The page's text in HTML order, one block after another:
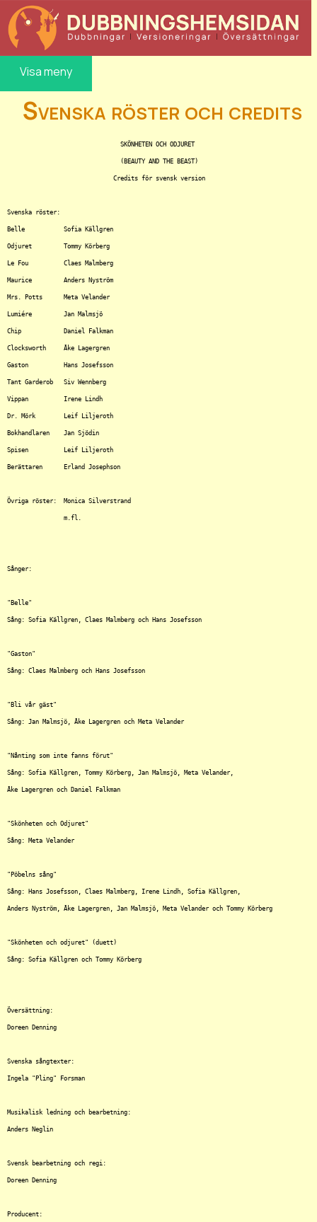
Visa meny
Svenska röster och credits
Svenska röster:
Belle		Sofia Källgren
Odjuret		Tommy Körberg
Le Fou		Claes Malmberg
Maurice		Anders Nyström
Mrs. Potts	Meta Velander
Lumiére		Jan Malmsjö
Chip		Daniel Falkman
Clocksworth	Åke Lagergren
Gaston		Hans Josefsson
Tant Garderob	Siv Wennberg
Vippan		Irene Lindh
Dr. Mörk	Leif Liljeroth
Bokhandlaren	Jan Sjödin
Spisen		Leif Liljeroth
Berättaren	Erland Josephson
Övriga röster:	Monica Silverstrand
Sånger:
"Belle"
Sång: Sofia Källgren, Claes Malmberg och Hans Josefsson
"Gaston"
Sång: Claes Malmberg och Hans Josefsson
"Bli vår gäst"
Sång: Jan Malmsjö, Åke Lagergren och Meta Velander
"Nånting som inte fanns förut"
Sång: Sofia Källgren, Tommy Körberg, Jan Malmsjö, Meta Velander,
Åke Lagergren och Daniel Falkman
"Skönheten och Odjuret"
Sång: Meta Velander
"Pöbelns sång"
Sång: Hans Josefsson, Claes Malmberg, Irene Lindh, Sofia Källgren,
Anders Nyström, Åke Lagergren, Jan Malmsjö, Meta Velander och Tommy Körberg
"Skönheten och odjuret" (duett)
Sång: Sofia Källgren och Tommy Körberg
Översättning:
Doreen Denning
Svenska sångtexter:
Ingela "Pling" Forsman
Musikalisk ledning och bearbetning:
Anders Neglin
Svensk bearbetning och regi:
Doreen Denning
Producent: